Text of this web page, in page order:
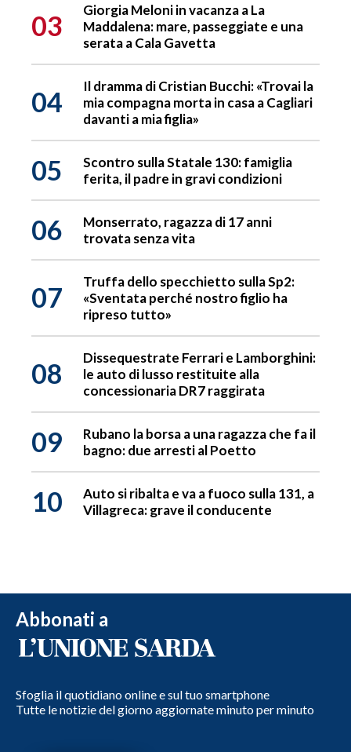
03
Giorgia Meloni in vacanza a La
Maddalena: mare, passeggiate e una
serata a Cala Gavetta
04
Il dramma di Cristian Bucchi: «Trovai la
mia compagna morta in casa a Cagliari
davanti a mia figlia»
05
Scontro sulla Statale 130: famiglia
ferita, il padre in gravi condizioni
06
Monserrato, ragazza di 17 anni
trovata senza vita
07
Truffa dello specchietto sulla Sp2:
«Sventata perché nostro figlio ha
ripreso tutto»
08
Dissequestrate Ferrari e Lamborghini:
le auto di lusso restituite alla
concessionaria DR7 raggirata
09
Rubano la borsa a una ragazza che fa il
bagno: due arresti al Poetto
10
Auto si ribalta e va a fuoco sulla 131, a
Villagreca: grave il conducente
Abbonati a
Sfoglia il quotidiano online e sul tuo smartphone
Tutte le notizie del giorno aggiornate minuto per minuto